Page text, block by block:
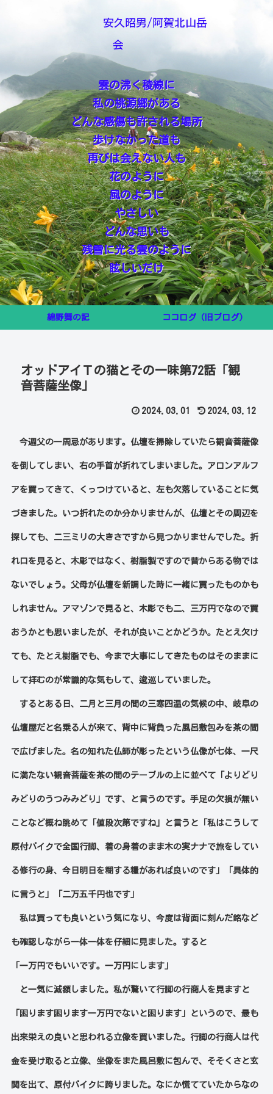
安久昭男/阿賀北山岳
会
雲の沸く稜線に
私の桃源郷がある
どんな感傷も許される場所
歩けなかった道も
再びは会えない人も
花のように
風のように
やさしい
どんな思いも
残雪に光る雲のように
眩しいだけ
綿野舞の記 ココログ（旧ブログ）
オッドアイＴの猫とその一味第72話「観
音菩薩坐像」
2024.03.01 2024.03.12
今週父の一周忌があります。仏壇を掃除していたら観音菩薩像
を倒してしまい、右の手首が折れてしまいました。アロンアルフ
アを買ってきて、くっつけていると、左も欠落していることに気
づきました。いつ折れたのか分かりませんが、仏壇とその周辺を
探しても、二三ミリの大きさですから見つかりませんでした。折
れ口を見ると、木彫ではなく、樹脂製ですので昔からある物では
ないでしょう。父母が仏壇を新調した時に一緒に買ったものかも
しれません。アマゾンで見ると、木彫でも二、三万円でなので買
おうかとも思いましたが、それが良いことかどうか。たとえ欠け
ても、たとえ樹脂でも、今まで大事にしてきたものはそのままに
して拝むのが常識的な気もして、逡巡していました。
するとある日、二月と三月の間の三寒四温の気候の中、岐阜の
仏壇屋だと名乗る人が来て、背中に背負った風呂敷包みを茶の間
で広げました。名の知れた仏師が彫ったという仏像が七体、一尺
に満たない観音菩薩を茶の間のテーブルの上に並べて「よりどり
みどりのうつみみどり」です、と言うのです。手足の欠損が無い
ことなど概ね眺めて「値段次第ですね」と言うと「私はこうして
原付バイクで全国行脚、着の身着のまま木の実ナナで旅をしてい
る修行の身、今日明日を糊する糧があれば良いのです」「具体的
に言うと」「二万五千円也です」
私は買っても良いという気になり、今度は背面に刻んだ銘など
も確認しながら一体一体を仔細に見ました。すると
「一万円でもいいです。一万円にします」
と一気に減額しました。私が驚いて行脚の行商人を見ますと
「困ります困ります一万円でないと困ります」というので、最も
出来栄えの良いと思われる立像を買いました。 行脚の行商人は代
金を受け取ると立像、坐像をまた風呂敷に包んで、そそくさと玄
関を出て、原付バイクに跨りました。なにか慌てていたからなの